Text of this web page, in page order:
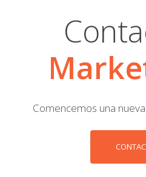
Comencemos una